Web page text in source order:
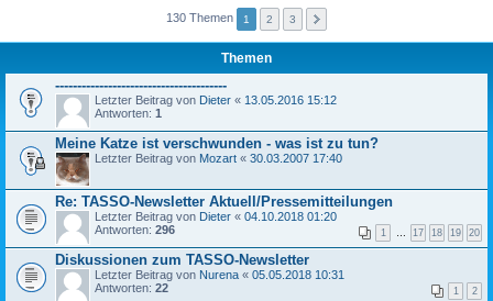
130 Themen 1 2 3
Themen
---------------------------------------
Letzter Beitrag von Dieter « 13.05.2016 15:12
Antworten: 1
Meine Katze ist verschwunden - was ist zu tun?
Letzter Beitrag von Mozart « 30.03.2007 17:40
Re: TASSO-Newsletter Aktuell/Pressemitteilungen
Letzter Beitrag von Dieter « 04.10.2018 01:20
Antworten: 296 1 17 18 19 20
Diskussionen zum TASSO-Newsletter
Letzter Beitrag von Nurena « 05.05.2018 10:31
Antworten: 22 1 2